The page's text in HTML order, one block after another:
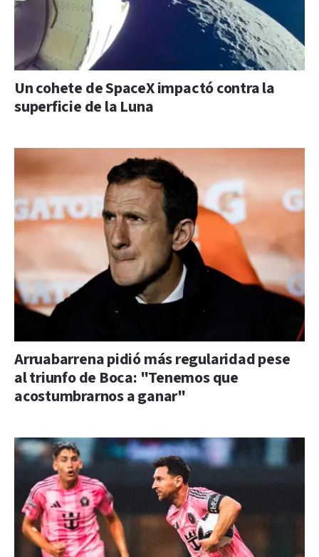
Un cohete de SpaceX impactó contra la
superficie de la Luna
Arruabarrena pidió más regularidad pese
al triunfo de Boca: "Tenemos que
acostumbrarnos a ganar"